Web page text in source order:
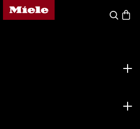
Page d'accueil de Miele
Panier